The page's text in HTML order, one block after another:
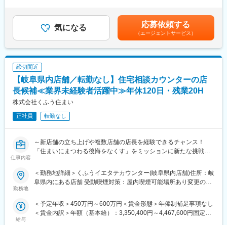
メンバーとして携わることができ、「家を建てる」という人生で
も大きなイベントに関わるやりがいのある仕事です。
『くふうイエタテカウンター』は、注文住宅やリフォーム・リノ
ベーションを検討している方が、希望に合ったベストパートナー
を見つけるための無料相談＆住宅会社紹介サービスです。2025年
4月現在、静岡県内に6店舗、愛知県内に4店舗、山梨県・栃木
県・群馬県・千葉県内に1店舗ずつを展開しており、うち5店舗は
2024年9月以降に新規オープンしました。来年以降もさらなる出
10店舗ほどを想定）を担っていただける方を募集します。
・業界業種未経験の方が入社1年で新店舗立ち上げを任された実績
があります。年齢、経歴関係なく、実績次第で早期に大きな裁量
・自社商材の営業ではないため、お客様のご要望に本当に合った
選択肢をご提案することができます。
変更の範囲：会社の定める業務
プロが常駐。新規リードはインサイドセールスがバックアップ
し、あなたは提案と課題解決に集中。チーム総力で大型案件を動
内で完結。スピード感を持ってアイデアを形にし、自ら成果を数
字で証明できます。
★挑戦を後押しするカルチャー
社歴や年齢に関係なく、手を上げれば即チャレンジOK。年間MVP
表彰や新規事業提案制度で“やってみたい”を正当に評価。小さな挑
・メディアミックスを活用したクリエイティブな広告展開
※インターネット・テレビ・新聞・ラジオ・雑誌・イベント・自社
・クライアント課題の発見から解決までの伴走、効果検証 等
ジメントへ ── 双方を用意
・社内ジョブポスティング制度あり ── 希望すれば他部署・他職
験・スキルを考慮し決定 ＋ 残業代全額支給■年2回（6月・12月）
■昇給：年1回（4月）賃金はあくまでも目安の金額であり、選考
を通じて上下する可能性があります。月給(月額)は固定手当を含め
た表記です。
気になる 応募依頼する
（エージェントサービス）
締切間近
【岐阜県内店舗／転勤なし】住宅相談カウンターの店
長候補≪業界未経験者活躍中≫年休120日・残業20H
株式会社くふう住まい
正社員 転勤なし
仕事内容
～新店舗の立ち上げや複数店舗の店長を経験できるチャンス！
「住まいにまつわる後悔をなくす」をミッションに新たな挑戦を
家づくりの総合相談窓口『くふうイエタテカウンター』の店長候
や新店舗の立ち上げを担っていただく予定です。
勤務地
＜勤務地詳細＞くふうイエタテカウンター(岐阜県内店舗)住所：岐
阜県内にある店舗 受動喫煙対策：屋内喫煙可能場所あり変更の範
給与
＜予定年収＞450万円～600万円＜賃金形態＞年俸制補足事項なし
＜賃金内訳＞年額（基本給）：3,350,400円～4,467,600円固定残